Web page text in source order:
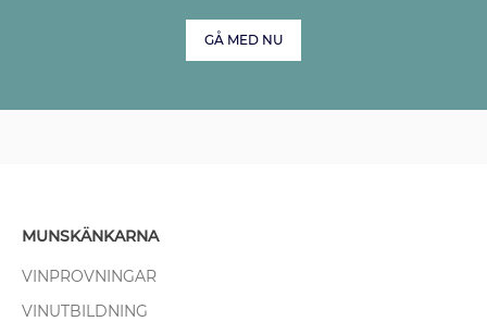
GÅ MED NU
MUNSKÄNKARNA
VINPROVNINGAR
VINUTBILDNING